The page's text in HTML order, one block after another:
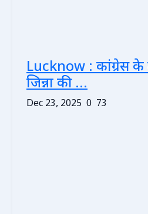
Lucknow : कांग्रेस के
जिन्ना की ...
Dec 23, 2025 0 73